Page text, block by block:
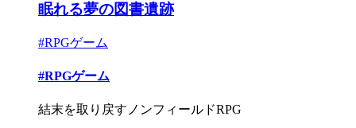
眠れる夢の図書遺跡
#RPGゲーム
#RPGゲーム
結末を取り戻すノンフィールドRPG